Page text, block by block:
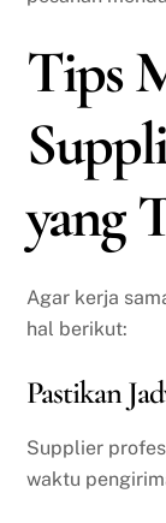
Tips
yang
Agar kerja
hal berikut:
Pastikan
Supplier
waktu